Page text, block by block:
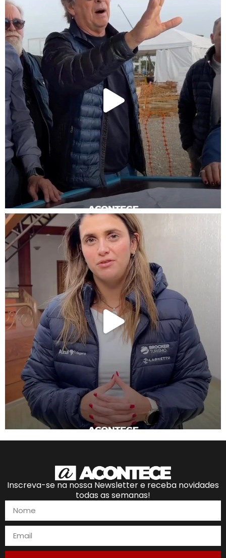
Inscreva-se na nossa Newsletter e receba novidades
todas as semanas!